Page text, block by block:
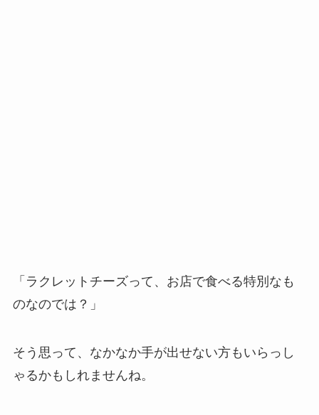
「ラクレットチーズって、お店で食べる特別なも
のなのでは？」
そう思って、なかなか手が出せない方もいらっし
ゃるかもしれませんね。